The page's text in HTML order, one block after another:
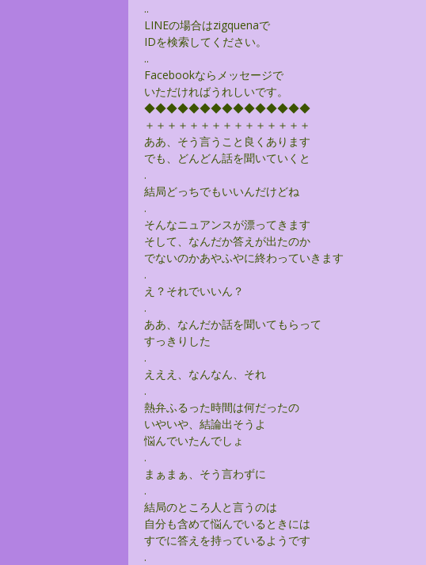
..
LINEの場合はzigquenaで
IDを検索してください。
..
Facebookならメッセージで
いただければうれしいです。
◆◆◆◆◆◆◆◆◆◆◆◆◆◆◆
＋＋＋＋＋＋＋＋＋＋＋＋＋＋＋
ああ、そう言うこと良くあります
でも、どんどん話を聞いていくと
.
結局どっちでもいいんだけどね
.
そんなニュアンスが漂ってきます
そして、なんだか答えが出たのか
でないのかあやふやに終わっていきます
.
え？それでいいん？
.
ああ、なんだか話を聞いてもらって
すっきりした
.
えええ、なんなん、それ
.
熱弁ふるった時間は何だったの
いやいや、結論出そうよ
悩んでいたんでしょ
.
まぁまぁ、そう言わずに
.
結局のところ人と言うのは
自分も含めて悩んでいるときには
すでに答えを持っているようです
.